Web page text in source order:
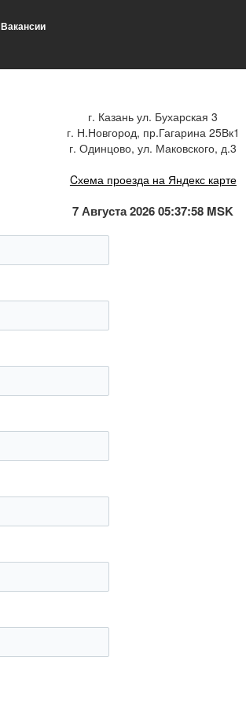
Вакансии
г. Казань ул. Бухарская 3
г. Н.Новгород, пр.Гагарина 25Вк1
г. Одинцово, ул. Маковского, д.3
Cхема проезда на Яндекс карте
7 Августа 2026 05:37:58 MSK